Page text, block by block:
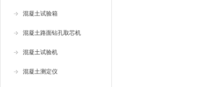
混凝土试验箱
混凝土路面钻孔取芯机
混凝土试验机
混凝土测定仪